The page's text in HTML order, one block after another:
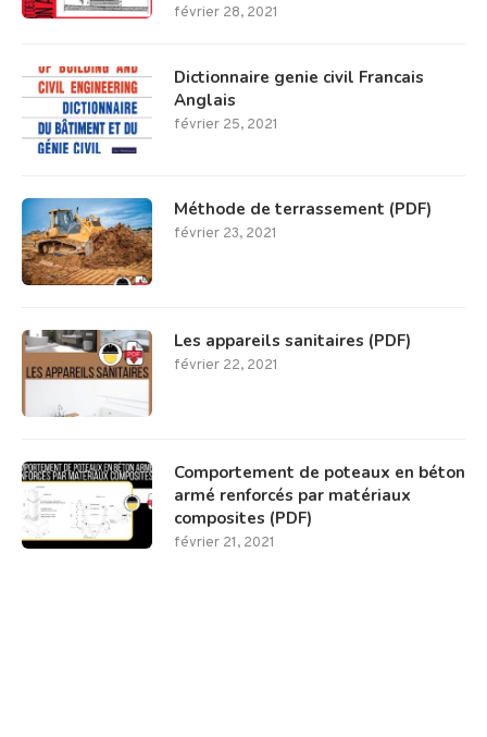
février 28, 2021
Dictionnaire genie civil Francais
Anglais
février 25, 2021
Méthode de terrassement (PDF)
février 23, 2021
Les appareils sanitaires (PDF)
février 22, 2021
Comportement de poteaux en béton
armé renforcés par matériaux
composites (PDF)
février 21, 2021